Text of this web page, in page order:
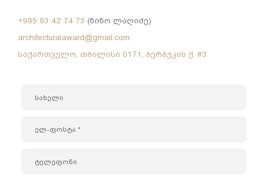
+995 93 42 74 73 (ნინო ლაღიძე)
architecturalaward@gmail.com
საქართველო, თბილისი 0171, ბერბუკის ქ. #3